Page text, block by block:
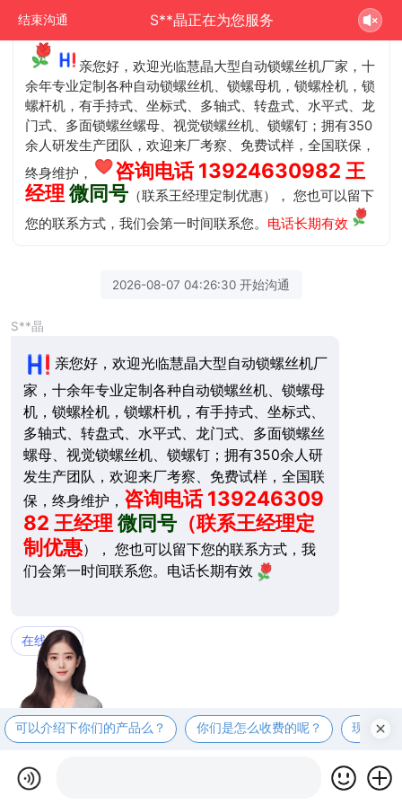
结束沟通 S**晶正在为您服务
亲您好，欢迎光临慧晶大型自动锁螺丝机厂家，十
余年专业定制各种自动锁螺丝机、锁螺母机，锁螺栓机，锁
螺杆机，有手持式、坐标式、多轴式、转盘式、水平式、龙
门式、多面锁螺丝螺母、视觉锁螺丝机、锁螺钉；拥有350
余人研发生产团队，欢迎来厂考察、免费试样，全国联保，
终身维护，
咨询电话 13924630982 王
经理微同号 （联系王经理定制优惠）， 您也可以留下
您的联系方式，我们会第一时间联系您。 电话长期有效
2026-08-07 04:26:30 开始沟通
S**晶
亲您好，欢迎光临慧晶大型自动锁螺丝机厂
家，十余年专业定制各种自动锁螺丝机、锁螺母
机，锁螺栓机，锁螺杆机，有手持式、坐标式、
多轴式、转盘式、水平式、龙门式、多面锁螺丝
螺母、视觉锁螺丝机、锁螺钉；拥有350余人研
发生产团队，欢迎来厂考察、免费试样，全国联
保，终身维护， 咨询电话 139246309
82 王经理 微同号（联系王经理定
制优惠）， 您也可以留下您的联系方式，我
们会第一时间联系您。电话长期有效
在线拨打
可以介绍下你们的产品么？ 你们是怎么收费的呢？ 现在有